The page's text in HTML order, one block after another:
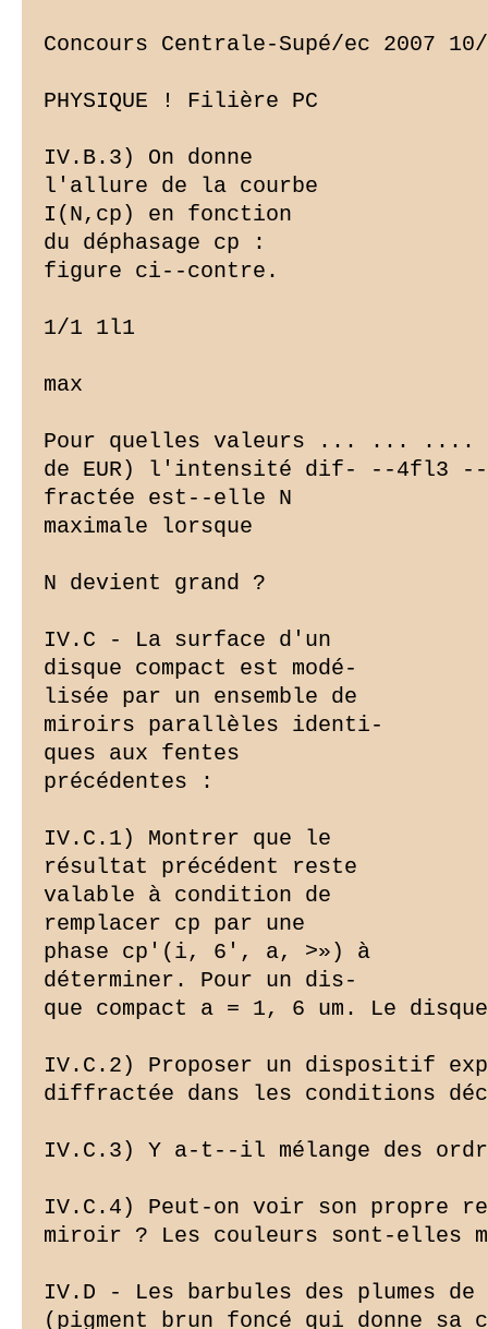
Concours Centrale-Supé/ec 2007
PHYSIQUE ! Filière PC
IV.B.3) On donne
l'allure de la courbe
I(N,cp) en fonction
du déphasage cp :
figure ci--contre.
1/1 1l1
max
Pour quelles valeurs ... ... ....
de EUR) l'intensité dif- --4fl3 --
fractée est--elle N
maximale lorsque
N devient grand ?
IV.C - La surface d'un
disque compact est modé-
lisée par un ensemble de
miroirs parallèles identi-
ques aux fentes
précédentes :
IV.C.1) Montrer que le
résultat précédent reste
valable à condition de
remplacer cp par une
phase cp'(i, 6', a, >») à
déterminer. Pour un dis-
que compact a = 1, 6 um. Le
IV.C.2) Proposer un dispositif
diffractée dans les conditions
IV.C.3) Y a-t--il mélange des
IV.C.4) Peut-on voir son propre
miroir ? Les couleurs sont-elles
IV.D - Les barbules des plumes de
(pigment brun foncé qui donne sa